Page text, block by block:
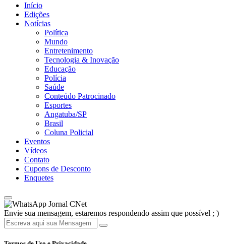
Início
Edições
Notícias
Política
Mundo
Entretenimento
Tecnologia & Inovação
Educação
Polícia
Saúde
Conteúdo Patrocinado
Esportes
Angatuba/SP
Brasil
Coluna Policial
Eventos
Vídeos
Contato
Cupons de Desconto
Enquetes
Jornal CNet
Envie sua mensagem, estaremos respondendo assim que possível ; )